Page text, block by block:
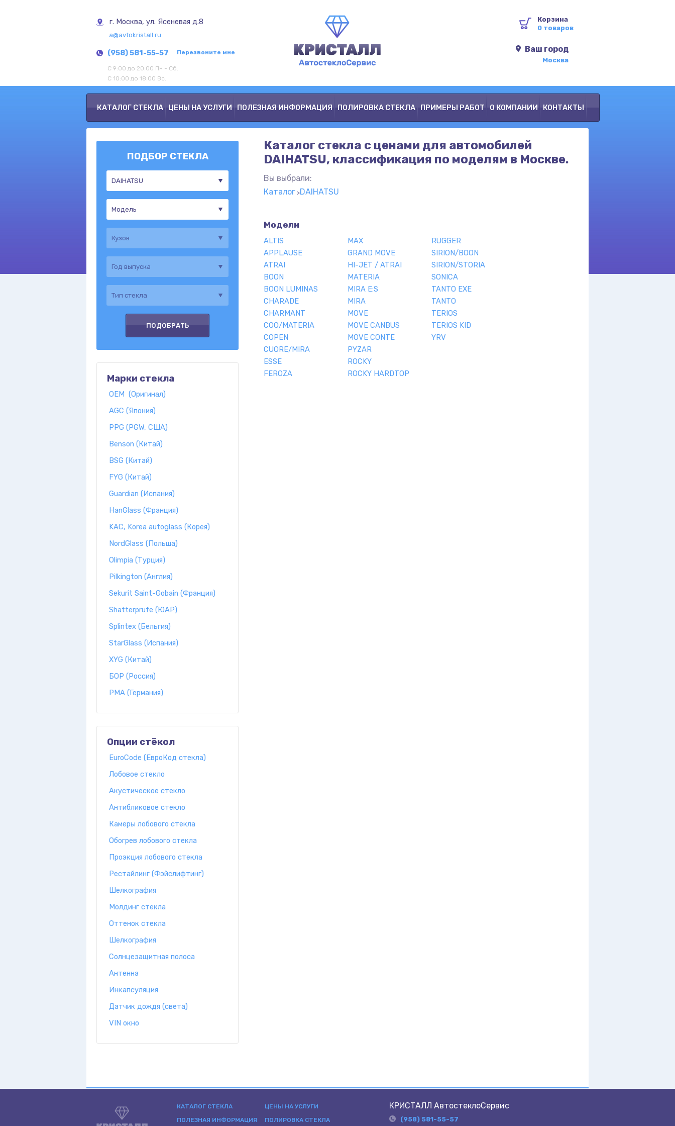
г. Москва, ул. Ясеневая д.8
a@avtokristall.ru
(958) 581-55-57 Перезвоните мне
С 9:00 до 20:00 Пн - Сб.
С 10:00 до 18:00 Вс.
Корзина
0 товаров
Ваш город
Москва
КАТАЛОГ СТЕКЛА ЦЕНЫ НА УСЛУГИ ПОЛЕЗНАЯ ИНФОРМАЦИЯ ПОЛИРОВКА СТЕКЛА ПРИМЕРЫ РАБОТ О КОМПАНИИ КОНТАКТЫ
ПОДБОР СТЕКЛА
Марки стекла
OEM (Оригинал)
AGC (Япония)
PPG (PGW, США)
Benson (Китай)
BSG (Китай)
FYG (Китай)
Guardian (Испания)
HanGlass (Франция)
KAC, Korea autoglass (Корея)
NordGlass (Польша)
Olimpia (Турция)
Pilkington (Англия)
Sekurit Saint-Gobain (Франция)
Shatterprufe (ЮАР)
Splintex (Бельгия)
StarGlass (Испания)
XYG (Китай)
БОР (Россия)
PMA (Германия)
Опции стёкол
EuroCode (ЕвроКод стекла)
Лобовое стекло
Акустическое стекло
Антибликовое стекло
Камеры лобового стекла
Обогрев лобового стекла
Проэкция лобового стекла
Рестайлинг (Фэйслифтинг)
Шелкография
Молдинг стекла
Оттенок стекла
Шелкография
Солнцезащитная полоса
Антенна
Инкапсуляция
Датчик дождя (света)
VIN окно
Каталог стекла с ценами для автомобилей
DAIHATSU, классификация по моделям в Москве.
Вы выбрали:
Каталог DAIHATSU
Модели
ALTIS
APPLAUSE
ATRAI
BOON
BOON LUMINAS
CHARADE
CHARMANT
COO/MATERIA
COPEN
CUORE/MIRA
ESSE
FEROZA
MAX
GRAND MOVE
HI-JET / ATRAI
MATERIA
MIRA E:S
MIRA
MOVE
MOVE CANBUS
MOVE CONTE
PYZAR
ROCKY
ROCKY HARDTOP
RUGGER
SIRION/BOON
SIRION/STORIA
SONICA
TANTO EXE
TANTO
TERIOS
TERIOS KID
YRV
КАТАЛОГ СТЕКЛА
ЦЕНЫ НА УСЛУГИ
ПОЛЕЗНАЯ ИНФОРМАЦИЯ
ПОЛИРОВКА СТЕКЛА
КРИСТАЛЛ АвтостеклоСервис
(958) 581-55-57